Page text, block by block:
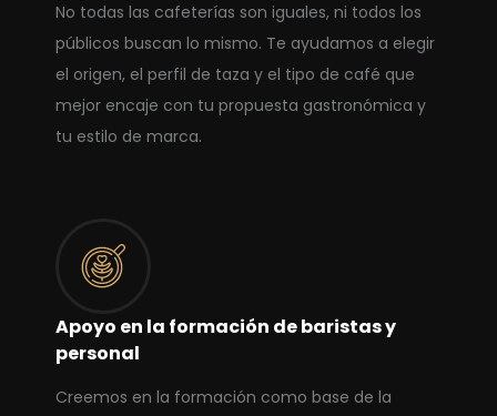
No todas las cafeterías son iguales, ni todos los
públicos buscan lo mismo. Te ayudamos a elegir
el origen, el perfil de taza y el tipo de café que
mejor encaje con tu propuesta gastronómica y
tu estilo de marca.
Apoyo en la formación de baristas y
personal
Creemos en la formación como base de la